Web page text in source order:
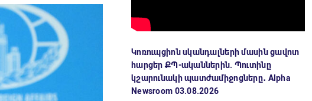
Կոռուպցիոն սկանդալների մասին ցավոտ
հարցեր ՔՊ-ականներին. Պուտինը
կշարունակի պատժամիջոցները․ Alpha
Newsroom 03.08.2026